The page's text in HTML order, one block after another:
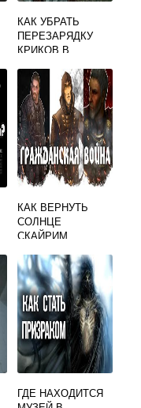
КАК УБРАТЬ
ПЕРЕЗАРЯДКУ
КРИКОВ В
КАК ВЕРНУТЬ
СОЛНЦЕ
СКАЙРИМ
ГДЕ НАХОДИТСЯ